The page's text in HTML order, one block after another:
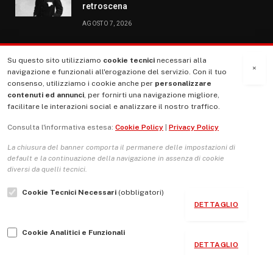
retroscena
AGOSTO 7, 2026
MENU
La Nostra Storia
Le Copertine
L’Associazione
Indirizzo Socio Politico Culturale
Guida per le autrici e gli autori
×
Su questo sito utilizziamo cookie tecnici necessari alla
navigazione e funzionali all'erogazione del servizio. Con il tuo
consenso, utilizziamo i cookie anche per personalizzare
contenuti ed annunci, per fornirti una navigazione migliore,
facilitare le interazioni social e analizzare il nostro traffico.
Consulta l'informativa estesa: Cookie Policy Privacy Policy
La chiusura del banner comporta il permanere delle impostazioni di
default e la continuazione della navigazione in assenza di cookie
diversi da quelli tecnici.
Cookie Tecnici Necessari (obbligatori)
DETTAGLIO
Cookie Analitici e Funzionali
DETTAGLIO